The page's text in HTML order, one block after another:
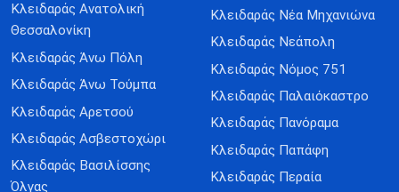
Κλειδαράς Ανατολική
Θεσσαλονίκη
Κλειδαράς Άνω Πόλη
Κλειδαράς Άνω Τούμπα
Κλειδαράς Αρετσού
Κλειδαράς Ασβεστοχώρι
Κλειδαράς Βασιλίσσης
Όλγας
Κλειδαράς Νέα Μηχανιώνα
Κλειδαράς Νεάπολη
Κλειδαράς Νόμος 751
Κλειδαράς Παλαιόκαστρο
Κλειδαράς Πανόραμα
Κλειδαράς Παπάφη
Κλειδαράς Περαία